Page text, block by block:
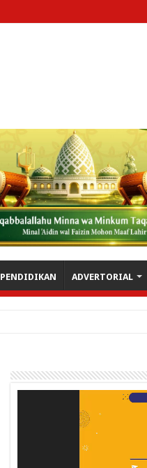
PENDIDIKAN ADVERTORIAL